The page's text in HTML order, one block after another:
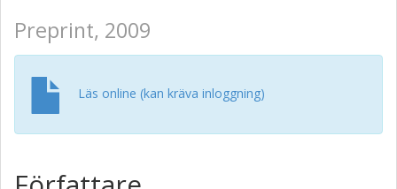
Preprint, 2009
Läs online (kan kräva inloggning)